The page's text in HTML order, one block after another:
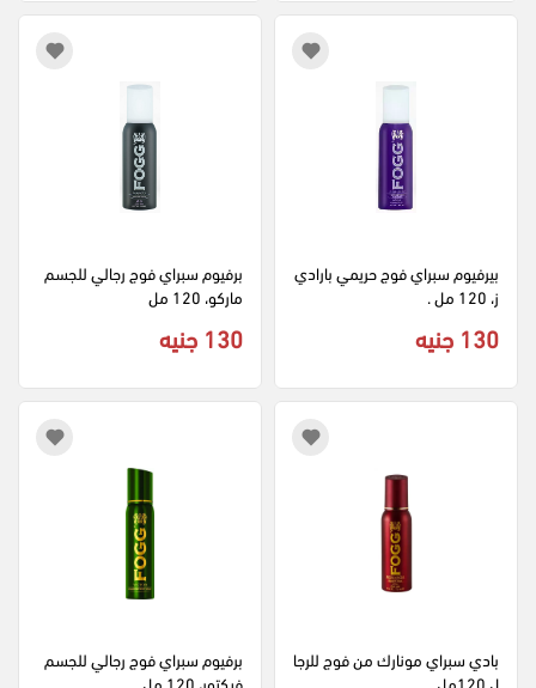
بيرفيوم سبراي فوج حريمي بارادي
ز، 120 مل .
130 جنيه
ماركو، 120 مل
130 جنيه
بادي سبراي مونارك من فوج للرجا
ل 120مل
فيكتور، 120 مل